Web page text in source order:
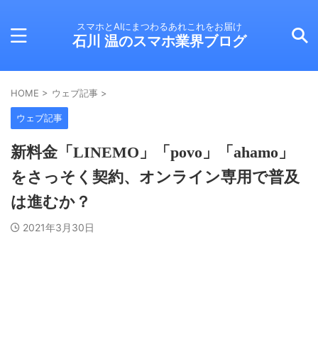
スマホとAIにまつわるあれこれをお届け
石川 温のスマホ業界ブログ
HOME > ウェブ記事 >
ウェブ記事
新料金「LINEMO」「povo」「ahamo」
をさっそく契約、オンライン専用で普及
は進むか？
2021年3月30日